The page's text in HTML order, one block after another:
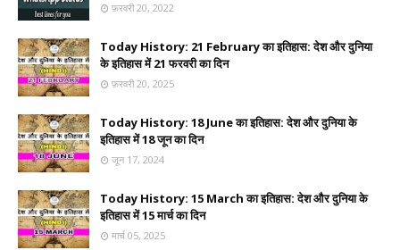
फ़रवरी 20, 2022
Today History: 21 February का इतिहास: देश और दुनिया
के इतिहास में 21 फरवरी का दिन
फ़रवरी 20, 2025
Today History: 18 June का इतिहास: देश और दुनिया के
इतिहास में 18 जून का दिन
जून 17, 2024
Today History: 15 March का इतिहास: देश और दुनिया के
इतिहास में 15 मार्च का दिन
मार्च 05, 2025